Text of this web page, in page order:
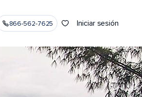
866-562-7625 Iniciar sesión